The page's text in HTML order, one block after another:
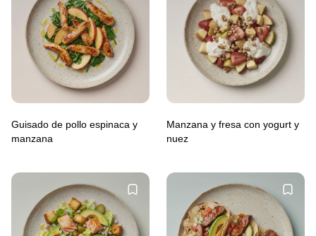
Guisado de pollo espinaca y
manzana
Manzana y fresa con yogurt y
nuez